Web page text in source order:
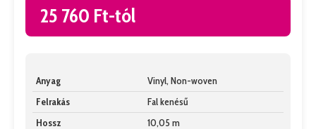
25 760 Ft-tól
Anyag
Vinyl, Non-woven
Felrakás
Fal kenésű
Hossz
10,05 m